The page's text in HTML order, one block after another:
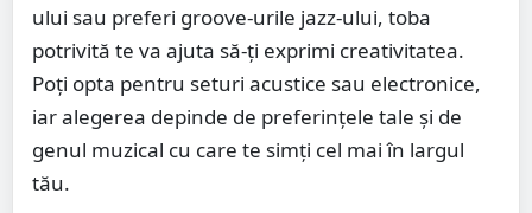
ului sau preferi groove-urile jazz-ului, toba
potrivită te va ajuta să-ți exprimi creativitatea.
Poți opta pentru seturi acustice sau electronice,
iar alegerea depinde de preferințele tale și de
genul muzical cu care te simți cel mai în largul
tău.